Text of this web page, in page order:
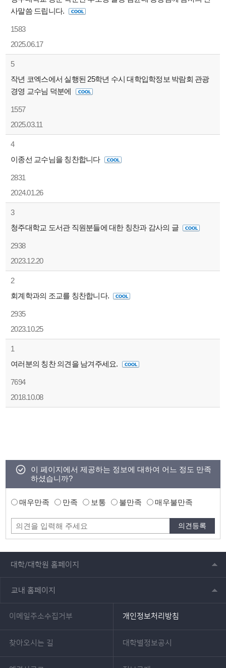
사말씀 드립니다.
1583
2025.06.17
5
작년 코엑스에서 실행된 25학년 수시 대학입학정보 박람회 관광
경영 교수님 덕분에
1557
2025.03.11
4
이종선 교수님을 칭찬합니다
2831
2024.01.26
3
청주대학교 도서관 직원분들에 대한 칭찬과 감사의 글
2938
2023.12.20
2
회계학과의 조교를 칭찬합니다.
2935
2023.10.25
1
여러분의 칭찬 의견을 남겨주세요.
7694
2018.10.08
이 페이지에서 제공하는 정보에 대하여 어느 정도 만족
하셨습니까?
매우만족 만족 보통 불만족 매우불만족
대학/대학원 홈페이지
교내 홈페이지
이메일주소수집거부 개인정보처리방침
찾아오시는 길 대학별정보공시